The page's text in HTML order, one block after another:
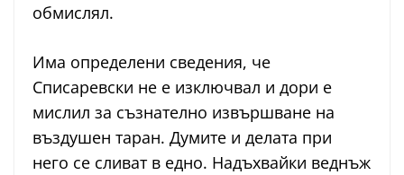
обмислял.
Има определени сведения, че
Списаревски не е изключвал и дори е
мислил за съзнателно извършване на
въздушен таран. Думите и делата при
него се сливат в едно. Надъхвайки веднъж